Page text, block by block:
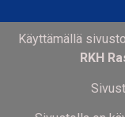
Käyttämällä
RKH